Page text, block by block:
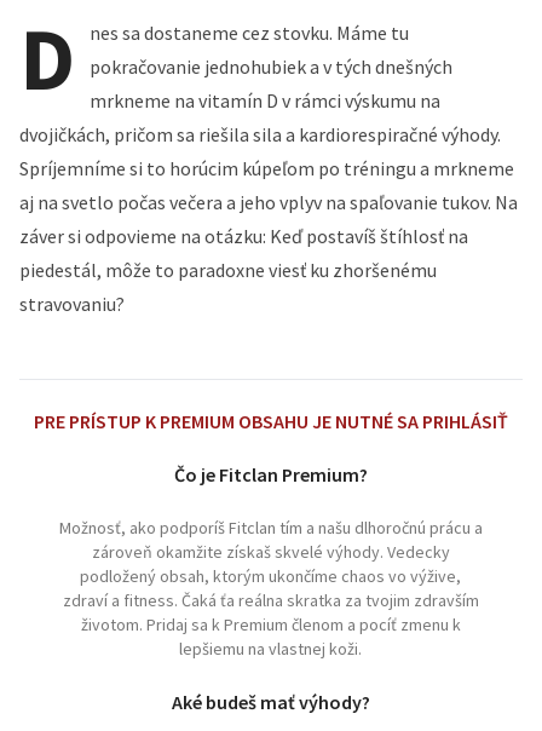
D
nes sa dostaneme cez stovku. Máme tu
pokračovanie jednohubiek a v tých dnešných
mrkneme na vitamín D v rámci výskumu na
dvojičkách, pričom sa riešila sila a kardiorespiračné výhody.
Spríjemníme si to horúcim kúpeľom po tréningu a mrkneme
aj na svetlo počas večera a jeho vplyv na spaľovanie tukov. Na
záver si odpovieme na otázku: Keď postavíš štíhlosť na
piedestál, môže to paradoxne viesť ku zhoršenému
stravovaniu?
PRE PRÍSTUP K PREMIUM OBSAHU JE NUTNÉ SA PRIHLÁSIŤ
Čo je Fitclan Premium?
Možnosť, ako podporíš Fitclan tím a našu dlhoročnú prácu a
zároveň okamžite získaš skvelé výhody. Vedecky
podložený obsah, ktorým ukončíme chaos vo výžive,
zdraví a fitness. Čaká ťa reálna skratka za tvojim zdravším
životom. Pridaj sa k Premium členom a pocíť zmenu k
lepšiemu na vlastnej koži.
Aké budeš mať výhody?